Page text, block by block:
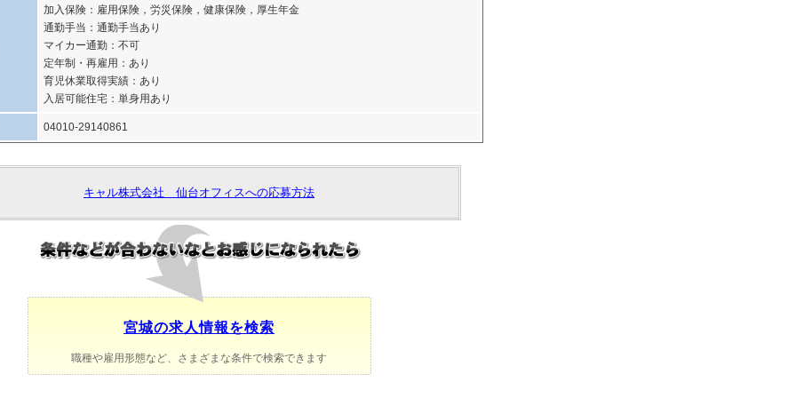
加入保険：雇用保険，労災保険，健康保険，厚生年金
通勤手当：通勤手当あり
マイカー通勤：不可
定年制・再雇用：あり
育児休業取得実績：あり
入居可能住宅：単身用あり
04010-29140861
キャル株式会社 仙台オフィスへの応募方法
宮城の求人情報を検索
職種や雇用形態など、さまざまな条件で検索できます